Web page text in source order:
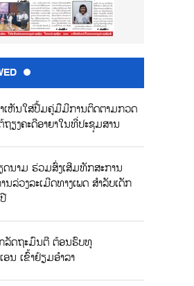
ເຫັນໃສ່ປື້ມຄູ່ມືມີການຕິດຕາມກວດ
ຖຽງຄະດີອາຍາໃນທີ່ປະຊຸມສານ
ດນາມ ຮ່ວມສົ່ງເສີມທັກສະການ
ນລ່ວງລະເມີດທາງເພດ ສຳລັບເດັກ
ລັດຖະມົນຕີ ຕ້ອນຮົບທູ
ອນ ເຂົ້າຢ້ຽມອຳລາ